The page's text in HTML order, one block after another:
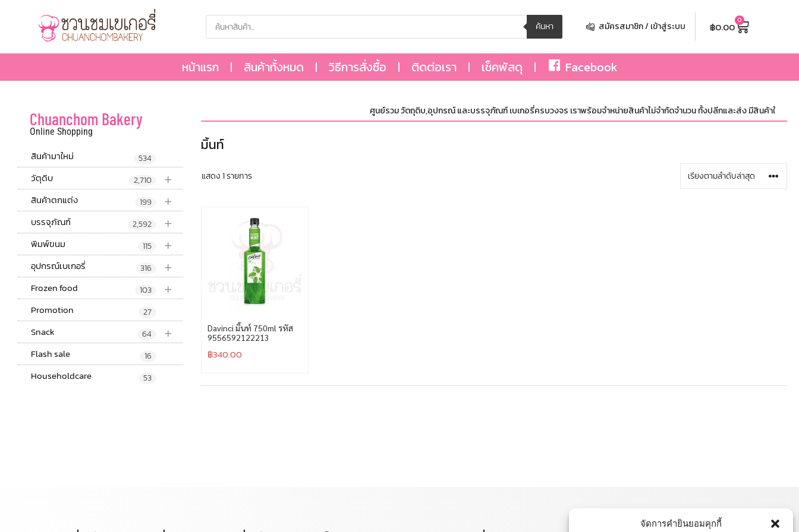
จัดการคำยินยอมคุกกี้
ค้นหา สมัครสมาชิก / เข้าสู่ระบบ ฿0.00 0
หน้าแรก สินค้าทั้งหมด วิธีการสั่งซื้อ ติดต่อเรา เช็คพัสดุ Facebook
Chuanchom Bakery
Online Shopping
สินค้ามาใหม่ 534
+
วัตุดิบ 2,710
+
สินค้าตกแต่ง 199
+
บรรจุภัณฑ์ 2,592
+
พิมพ์ขนม 115
+
อุปกรณ์เบเกอรี่ 316
+
Frozen food 103
Promotion 27
+
Snack 64
Flash sale 16
Householdcare 53
ศูนย์รวม วัตถุดิบ,อุปกรณ์ และบรรจุภัณฑ์ เบเกอรี่ครบวงจร เราพร้อมจำหน่ายสินค้าไม่จำกัดจำนวน ทั้งปลีกและส่ง มีสินค้าใหม่อัพ
มิ้นท์
แสดง 1 รายการ
Davinci มิ้นท์ 750ml รหัส
9556592122213
฿340.00